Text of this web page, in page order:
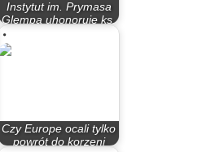
Instytut im. Prymasa
Glempa uhonoruje ks.
Czy Europe ocali tylko
powrót do korzeni